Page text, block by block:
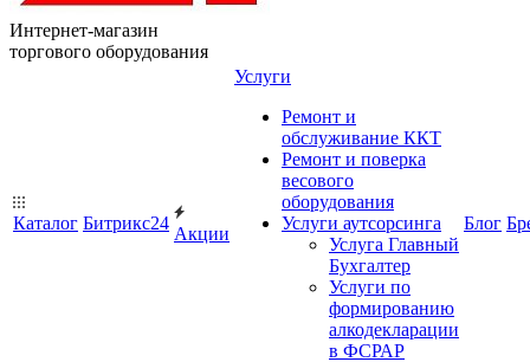
Интернет-магазин
торгового оборудования
Каталог Битрикс24
Акции
Услуги
Ремонт и
обслуживание ККТ
Ремонт и поверка
весового
оборудования
Услуги аутсорсинга
Услуга Главный
Бухгалтер
Услуги по
формированию
алкодекларации
в ФСРАР
Блог